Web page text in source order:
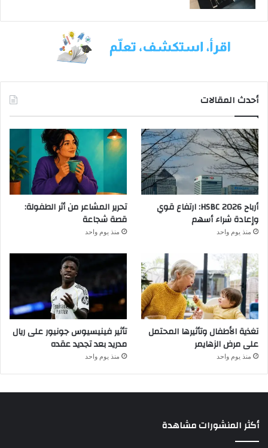
أحدث المقالات
أرباح HSBC 2026: ارتفاع قوي
وإعادة شراء أسهم
منذ يوم واحد
تحرير المشاعر من أثر الطفولة:
قصة شجاعة
منذ يوم واحد
تغذية الأطفال وتأثيرها المحتمل
على مرض الزهايمر
منذ يوم واحد
تأثير فينيسيوس جونيور على ريال
مدريد بعد تجديد عقده
منذ يوم واحد
أكثر المنشورات مشاهدة